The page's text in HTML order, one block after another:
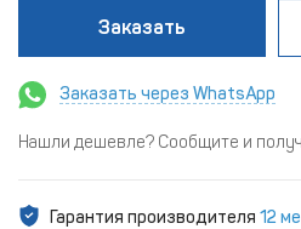
Заказать
Заказать через WhatsApp
Нашли дешевле? Сообщите и
Гарантия производителя 12